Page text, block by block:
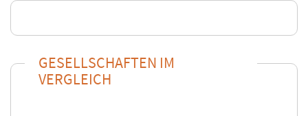
GESELLSCHAFTEN IM
VERGLEICH